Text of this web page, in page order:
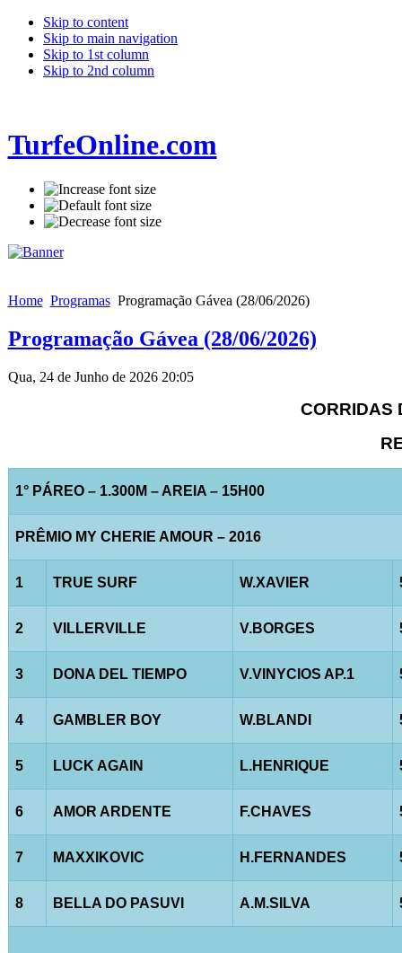
Skip to content
Skip to main navigation
Skip to 1st column
Skip to 2nd column
TurfeOnline.com
Home Programas Programação Gávea (28/06/2026)
Programação Gávea (28/06/2026)
Qua, 24 de Junho de 2026 20:05
CORRIDAS
1° PÁREO – 1.300M – AREIA – 15H00
PRÊMIO MY CHERIE AMOUR – 2016
1 TRUE SURF W.XAVIER
2 VILLERVILLE V.BORGES
3 DONA DEL TIEMPO V.VINYCIOS AP.1
4 GAMBLER BOY W.BLANDI
5 LUCK AGAIN L.HENRIQUE
6 AMOR ARDENTE F.CHAVES
7 MAXXIKOVIC H.FERNANDES
8 BELLA DO PASUVI A.M.SILVA